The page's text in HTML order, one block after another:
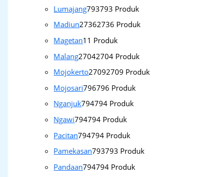
Lumajang793793 Produk
Madiun27362736 Produk
Magetan1 1 Produk
Malang27042704 Produk
Mojokerto27092709 Produk
Mojosari796796 Produk
Nganjuk794794 Produk
Ngawi794794 Produk
Pacitan794794 Produk
Pamekasan793793 Produk
Pandaan794794 Produk